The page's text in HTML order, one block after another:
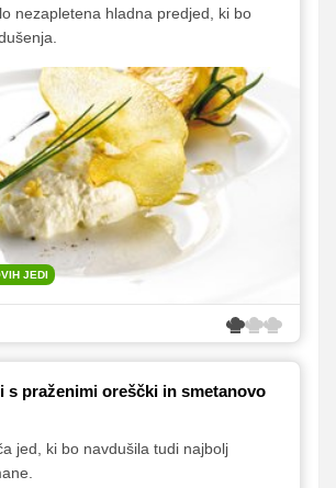
nezapletena hladna predjed, ki bo
JEDI
s praženimi oreščki in smetanovo
jed, ki bo navdušila tudi najbolj